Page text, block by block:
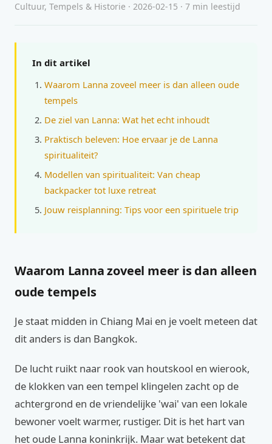
Cultuur, Tempels & Historie · 2026-02-15 · 7 min leestijd
In dit artikel
Waarom Lanna zoveel meer is dan alleen oude
tempels
De ziel van Lanna: Wat het echt inhoudt
Praktisch beleven: Hoe ervaar je de Lanna
spiritualiteit?
Modellen van spiritualiteit: Van cheap
backpacker tot luxe retreat
Jouw reisplanning: Tips voor een spirituele trip
Waarom Lanna zoveel meer is dan alleen
oude tempels
Je staat midden in Chiang Mai en je voelt meteen dat
dit anders is dan Bangkok.
De lucht ruikt naar rook van houtskool en wierook,
de klokken van een tempel klingelen zacht op de
achtergrond en de vriendelijke 'wai' van een lokale
bewoner voelt warmer, rustiger. Dit is het hart van
het oude Lanna koninkrijk. Maar wat betekent dat